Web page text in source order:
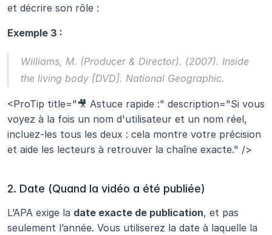
et décrire son rôle :
Exemple 3 :
Williams, M. (Producer & Director). (2007). Inside
the living body [DVD]. National Geographic.
<ProTip title="🎥 Astuce rapide :" description="Si vous
voyez à la fois un nom d'utilisateur et un nom réel,
incluez-les tous les deux : cela montre votre précision
et aide les lecteurs à retrouver la chaîne exacte." />
2. Date (Quand la vidéo a été publiée)
L’APA exige la date exacte de publication, et pas
seulement l’année. Vous utiliserez la date à laquelle la